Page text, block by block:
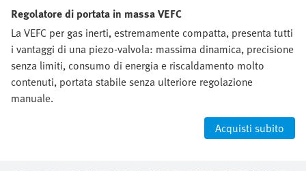
Regolatore di portata in massa VEFC
La VEFC per gas inerti, estremamente compatta, presenta tutti
i vantaggi di una piezo-valvola: massima dinamica, precisione
senza limiti, consumo di energia e riscaldamento molto
contenuti, portata stabile senza ulteriore regolazione
manuale.
Acquisti subito